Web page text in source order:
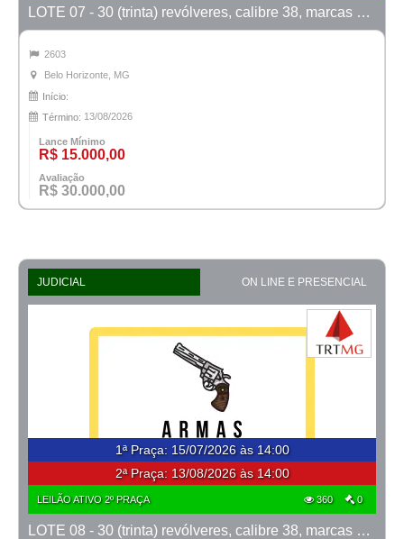
LOTE 07 - 30 (trinta) revólveres, calibre 38, marcas Taurus e Rossi
2603
Belo Horizonte, MG
Início:
Término: 13/08/2026
Lance Mínimo
R$ 15.000,00
Avaliação
R$ 30.000,00
JUDICIAL ON LINE E PRESENCIAL
1ª Praça: 15/07/2026 às 14:00
2ª Praça: 13/08/2026 às 14:00
LEILÃO ATIVO 2º PRAÇA 360 0
LOTE 08 - 30 (trinta) revólveres, calibre 38, marcas Taurus e Rossi